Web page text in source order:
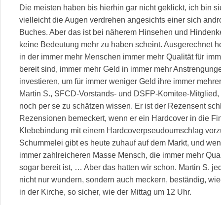
Die meisten haben bis hierhin gar nicht geklickt, ich bin
vielleicht die Augen verdrehen angesichts einer sich
Buches. Aber das ist bei näherem Hinsehen und
keine Bedeutung mehr zu haben scheint. Ausgerechnet
in der immer mehr Menschen immer mehr Qualität für
bereit sind, immer mehr Geld in immer mehr
investieren, um für immer weniger Geld ihre immer
Martin S., SFCD-Vorstands- und DSFP-Komitee-
noch per se zu schätzen wissen. Er ist der Rezensent
Rezensionen bemeckert, wenn er ein Hardcover in die
Klebebindung mit einem Hardcoverpseudoumschlag
Schummelei gibt es heute zuhauf auf dem Markt, und
immer zahlreicheren Masse Mensch, die immer mehr
sogar bereit ist, … Aber das hatten wir schon. Martin S.
nicht nur wundern, sondern auch meckern, beständig,
in der Kirche, so sicher, wie der Mittag um 12 Uhr.